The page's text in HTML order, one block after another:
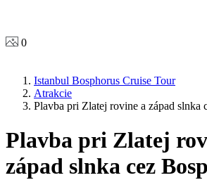
0
Istanbul Bosphorus Cruise Tour
Atrakcie
Plavba pri Zlatej rovine a západ slnka
Plavba pri Zlatej
západ slnka cez